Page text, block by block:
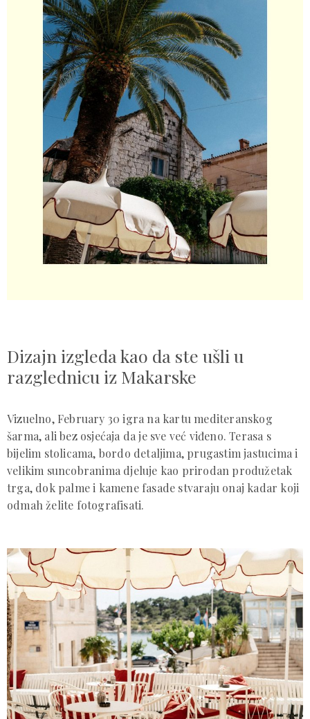
Dizajn izgleda kao da ste ušli u
razglednicu iz Makarske
Vizuelno, February 30 igra na kartu mediteranskog
šarma, ali bez osjećaja da je sve već viđeno. Terasa s
bijelim stolicama, bordo detaljima, prugastim jastucima i
velikim suncobranima djeluje kao prirodan produžetak
trga, dok palme i kamene fasade stvaraju onaj kadar koji
odmah želite fotografisati.